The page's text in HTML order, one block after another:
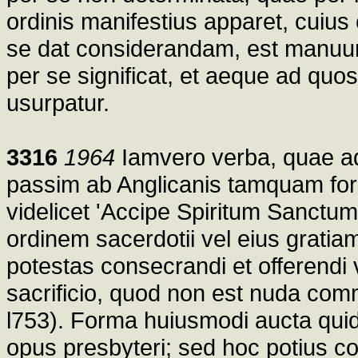
ordinis manifestius apparet,
se dat considerandam, est
per se significat, et aeque ad
usurpatur.
3316 1964 Iamvero verba, quae
passim ab Anglicanis tamquam
videlicet 'Accipe Spiritum
ordinem sacerdotii vel eius
potestas consecrandi et
sacrificio, quod non est nuda
l753). Forma huiusmodi aucta
opus presbyteri; sed hoc potius